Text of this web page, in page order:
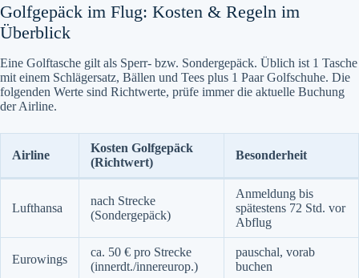
Golfgepäck im Flug: Kosten & Regeln im
Überblick
Eine Golftasche gilt als Sperr- bzw. Sondergepäck. Üblich ist 1 Tasche
mit einem Schlägersatz, Bällen und Tees plus 1 Paar Golfschuhe. Die
folgenden Werte sind Richtwerte, prüfe immer die aktuelle Buchung
der Airline.
Airline
Kosten Golfgepäck
(Richtwert)
Besonderheit
Lufthansa
nach Strecke
(Sondergepäck)
Anmeldung bis
spätestens 72 Std. vor
Abflug
Eurowings
ca. 50 € pro Strecke
(innerdt./innereurop.)
pauschal, vorab
buchen